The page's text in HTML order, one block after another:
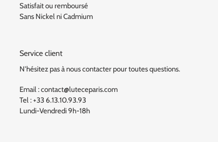
Satisfait ou remboursé
Sans Nickel ni Cadmium
Service client
N'hésitez pas à nous contacter pour toutes questions.
Email : contact@luteceparis.com
Tel : +33 6.13.10.93.93
Lundi-Vendredi 9h-18h